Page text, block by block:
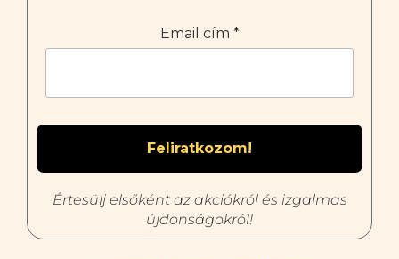
Email cím *
Értesülj elsőként az akciókról és izgalmas
újdonságokról!